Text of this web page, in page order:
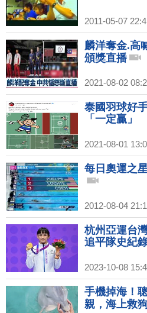
2011-05-07
麟洋奪金.高
頒獎直播
2021-08-02
泰國羽球好
「一定贏」
2021-08-01
每日奧運之
2012-08-04
杭州亞運台
追平隊史紀
2023-10-08
手機掉海！
親，海上救